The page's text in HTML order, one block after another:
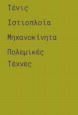
Τένις
Ιστιοπλοΐα
Μηχανοκίνητα
Πολεμικές
Τέχνες